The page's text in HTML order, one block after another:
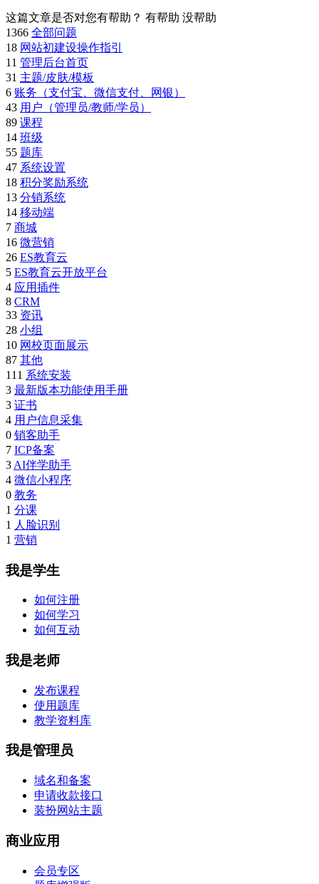
这篇文章是否对您有帮助？ 有帮助 没帮助
1366 全部问题
18 网站初建设操作指引
11 管理后台首页
31 主题/皮肤/模板
6 账务（支付宝、微信支付、网银）
43 用户（管理员/教师/学员）
89 课程
14 班级
55 题库
47 系统设置
18 积分奖励系统
13 分销系统
14 移动端
7 商城
16 微营销
26 ES教育云
5 ES教育云开放平台
4 应用插件
8 CRM
33 资讯
28 小组
10 网校页面展示
87 其他
111 系统安装
3 最新版本功能使用手册
3 证书
4 用户信息采集
0 销客助手
7 ICP备案
3 AI伴学助手
4 微信小程序
0 教务
1 分课
1 人脸识别
1 营销
我是学生
如何注册
如何学习
如何互动
我是老师
发布课程
使用题库
教学资料库
我是管理员
域名和备案
申请收款接口
装扮网站主题
商业应用
会员专区